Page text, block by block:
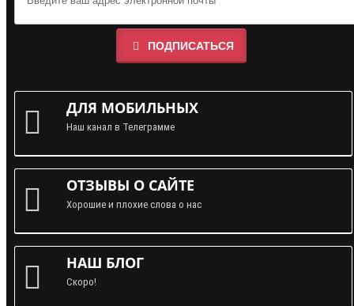
ПОДПИСАТЬСЯ
ДЛЯ МОБИЛЬНЫХ
Наш канал в Телеграмме
ОТЗЫВЫ О САЙТЕ
Хорошие и плохие слова о нас
НАШ БЛОГ
Скоро!